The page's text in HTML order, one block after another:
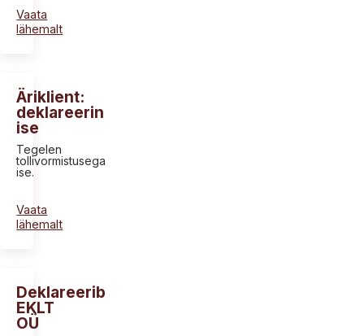
Vaata
lähemalt
Äriklient:
deklareerin
ise
Tegelen
tollivormistusega
ise.
Vaata
lähemalt
Deklareerib
EKLT
OÜ